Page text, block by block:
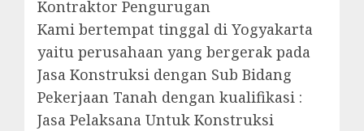
Kontraktor Pengurugan
Kami bertempat tinggal di Yogyakarta
yaitu perusahaan yang bergerak pada
Jasa Konstruksi dengan Sub Bidang
Pekerjaan Tanah dengan kualifikasi :
Jasa Pelaksana Untuk Konstruksi